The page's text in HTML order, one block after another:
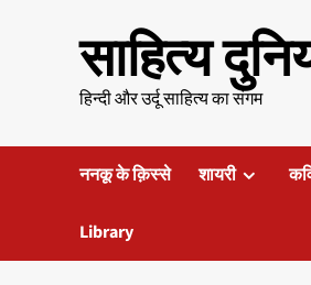
साहित्य
हिन्दी और उर्दू साहित्य का संगम
ननकू के क़िस्से शायरी
Library